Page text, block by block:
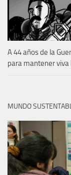
A 44 años de la
para mantener
MUNDO